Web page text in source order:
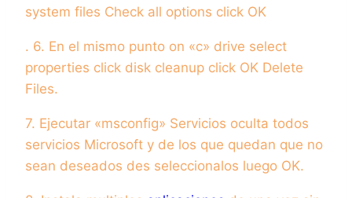
system files Check all options click OK
. 6. En el mismo punto on «c» drive select
properties click disk cleanup click OK Delete
Files.
7. Ejecutar «msconfig» Servicios oculta todos
servicios Microsoft y de los que quedan que no
sean deseados des seleccionalos luego OK.